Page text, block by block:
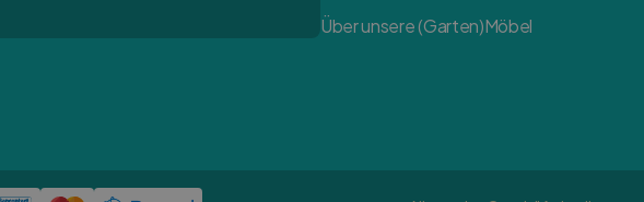
Über unsere (Garten)Möbel